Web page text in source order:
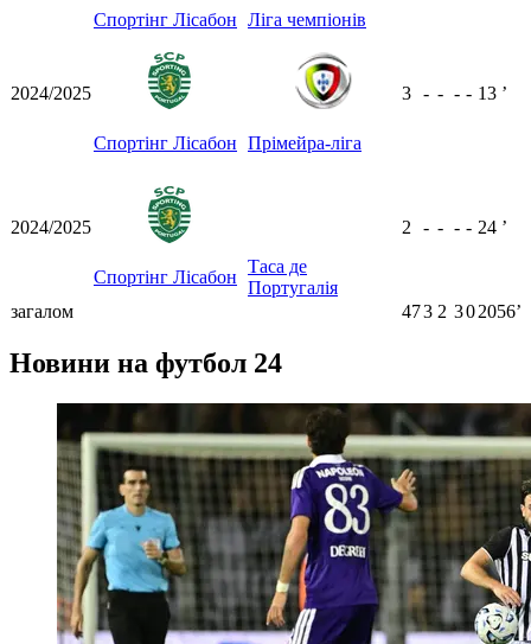
Спортінг Лісабон Ліга чемпіонів
2024/2025
Спортінг Лісабон Прімейра-ліга
3 - - - - 13 ʼ
2024/2025
Спортінг Лісабон
Таса де
Португалія
2 - - - - 24 ʼ
загалом 473 2 302056ʼ
Новини на футбол 24